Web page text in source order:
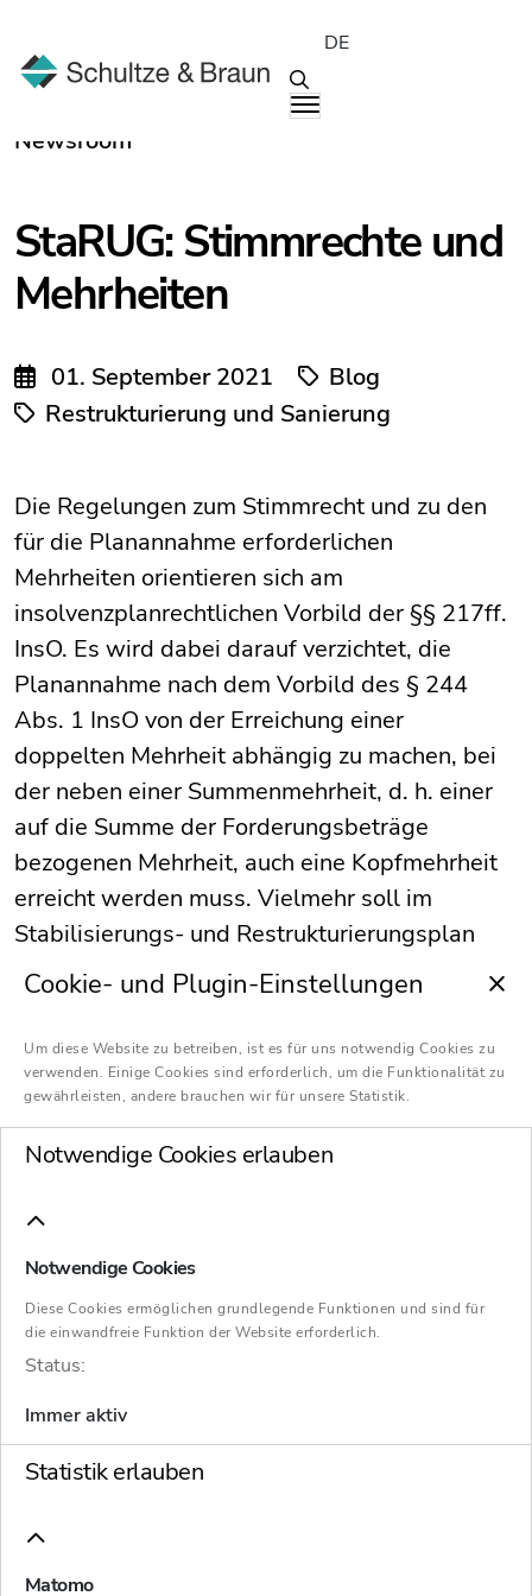
DE
Newsroom
StaRUG: Stimmrechte und
Mehrheiten
01. September 2021
Blog
Restrukturierung und Sanierung
Die Regelungen zum Stimmrecht und zu den
für die Planannahme erforderlichen
Mehrheiten orientieren sich am
insolvenzplanrechtlichen Vorbild der §§ 217ff.
InsO. Es wird dabei darauf verzichtet, die
Planannahme nach dem Vorbild des § 244
Abs. 1 InsO von der Erreichung einer
doppelten Mehrheit abhängig zu machen, bei
der neben einer Summenmehrheit, d. h. einer
auf die Summe der Forderungsbeträge
bezogenen Mehrheit, auch eine Kopfmehrheit
erreicht werden muss. Vielmehr soll im
Stabilisierungs- und Restrukturierungsplan
eine mit 75 % allerdings qualifizierte
Summenmehrheit reichen. Ferner sieht das
StaRUG eine gruppenübergreifende
Mehrheitsentscheidung vor, der ein absolutes
Prioritätsprinzip mit punktueller
Durchbrechungsmöglichkeit zugrunde liegt.
Cookie- und Plugin-Einstellungen
Um diese Website zu betreiben, ist es für uns notwendig Cookies zu
verwenden. Einige Cookies sind erforderlich, um die Funktionalität zu
gewährleisten, andere brauchen wir für unsere Statistik.
Notwendige Cookies erlauben
Notwendige Cookies
Diese Cookies ermöglichen grundlegende Funktionen und sind für
die einwandfreie Funktion der Website erforderlich.
Status:
Immer aktiv
Statistik erlauben
Matomo